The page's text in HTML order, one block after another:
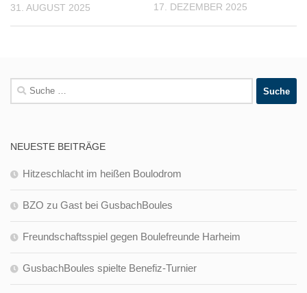
31. AUGUST 2025 17. DEZEMBER 2025
Suche
nach:
NEUESTE BEITRÄGE
Hitzeschlacht im heißen Boulodrom
BZO zu Gast bei GusbachBoules
Freundschaftsspiel gegen Boulefreunde Harheim
GusbachBoules spielte Benefiz-Turnier